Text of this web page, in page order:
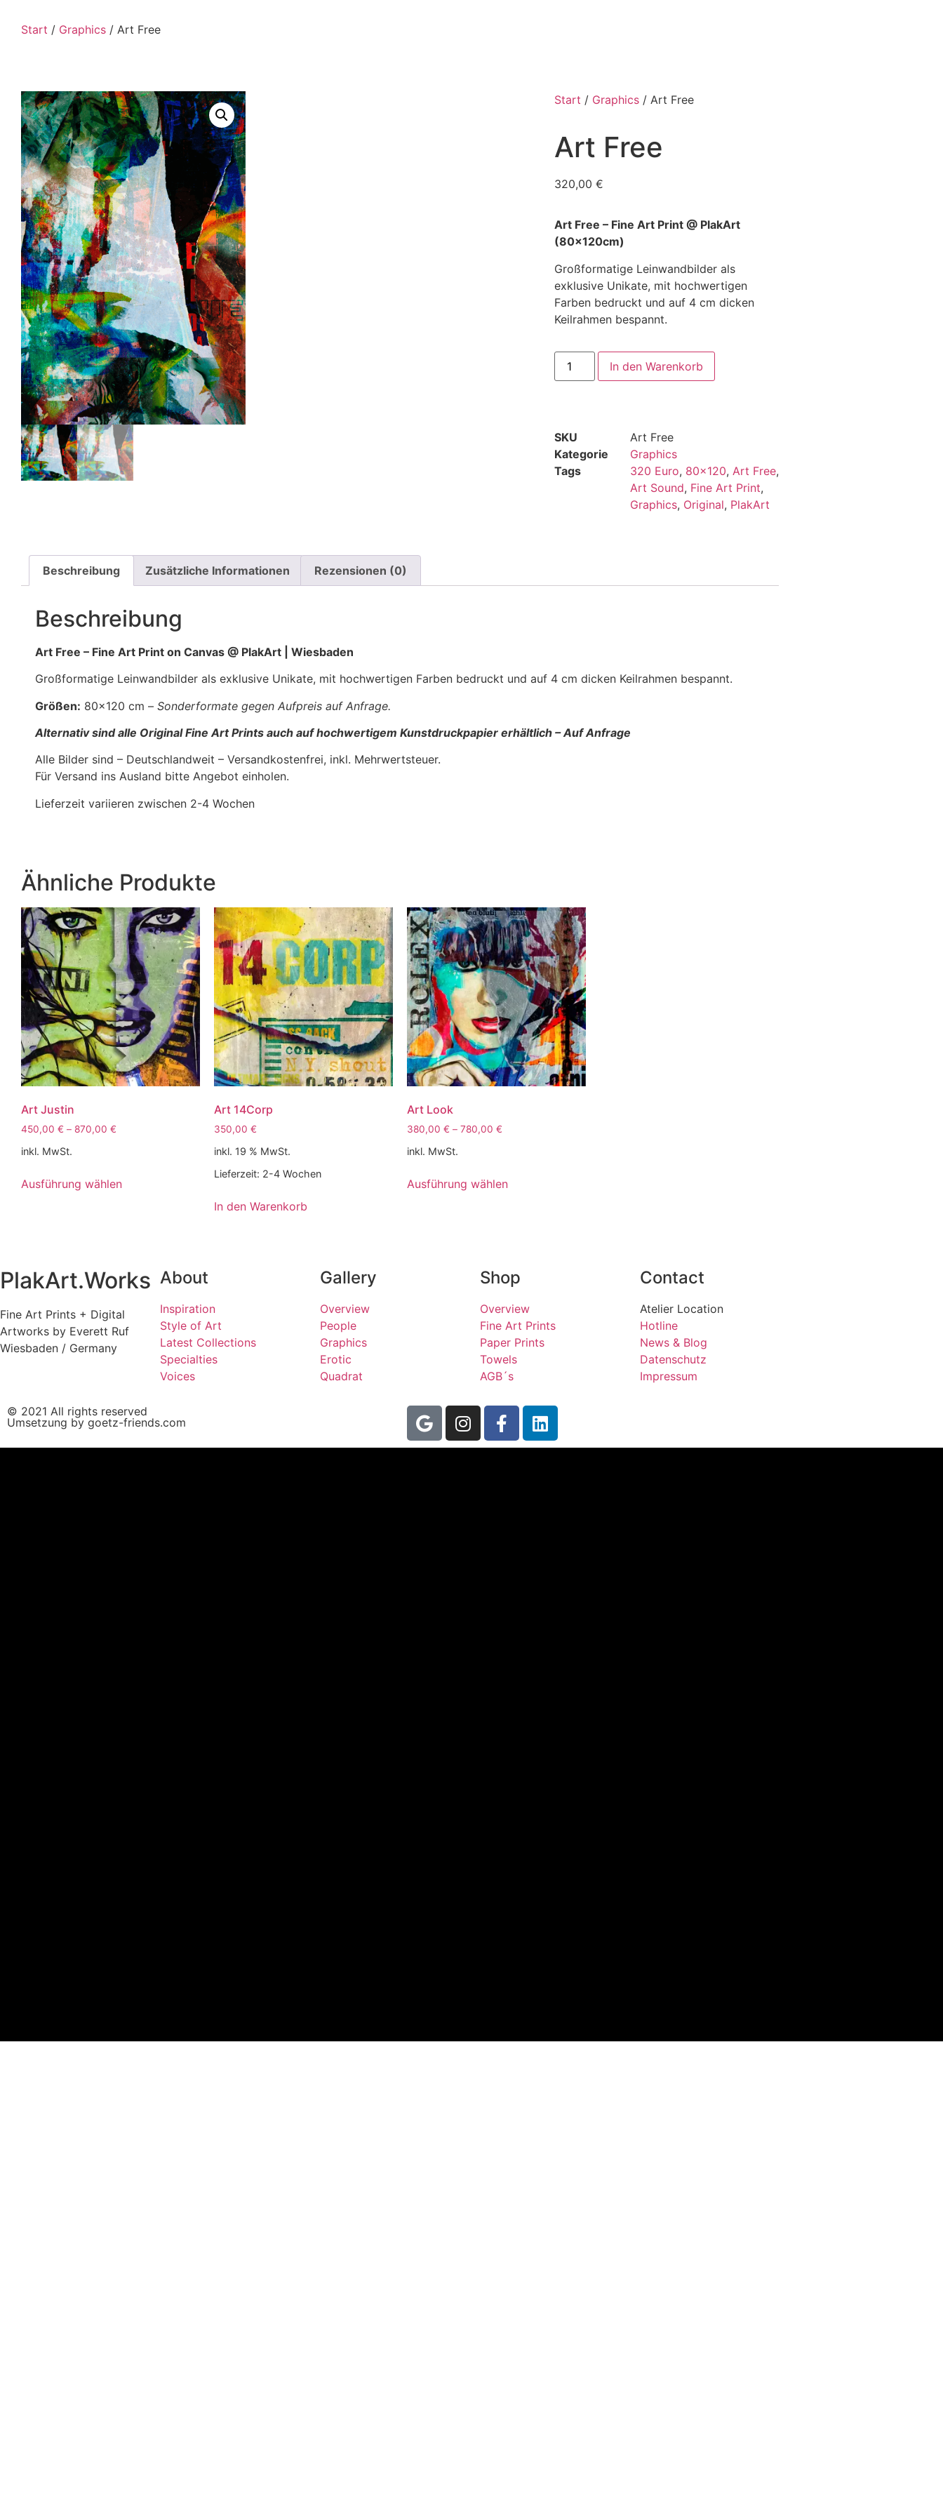
Start / Graphics / Art Free
Start / Graphics/ Art Free
Art Free
320,00 €
Art Free – Fine Art Print @ PlakArt
(80x120cm)
Großformatige Leinwandbilder als
exklusive Unikate, mit hochwertigen
Farben bedruckt und auf 4 cm dicken
Keilrahmen bespannt.
In den Warenkorb
SKU
Art Free
Kategorie
Graphics
Tags
320 Euro, 80x120, Art Free,
Art Sound, Fine Art Print,
Graphics, Original, PlakArt
Beschreibung Zusätzliche Informationen Rezensionen (0)
Beschreibung
Art Free – Fine Art Print on Canvas @ PlakArt | Wiesbaden
Großformatige Leinwandbilder als exklusive Unikate, mit hochwertigen Farben bedruckt und auf 4 cm dicken Keilrahmen bespannt.
Größen: 80×120 cm – Sonderformate gegen Aufpreis auf Anfrage.
Alternativ sind alle Original Fine Art Prints auch auf hochwertigem Kunstdruckpapier erhältlich – Auf Anfrage
Alle Bilder sind – Deutschlandweit – Versandkostenfrei, inkl. Mehrwertsteuer.
Für Versand ins Ausland bitte Angebot einholen.
Lieferzeit variieren zwischen 2-4 Wochen
Ähnliche Produkte
Art Justin
450,00 € – 870,00 €
inkl. MwSt.
Ausführung wählen
Art 14Corp
350,00 €
inkl. 19 % MwSt.
Lieferzeit: 2-4 Wochen
In den Warenkorb
Art Look
380,00 € – 780,00 €
inkl. MwSt.
Ausführung wählen
PlakArt.Works
Fine Art Prints + Digital
Artworks by Everett Ruf
Wiesbaden / Germany
About
Inspiration
Style of Art
Latest Collections
Specialties
Voices
Gallery
Overview
People
Graphics
Erotic
Quadrat
Shop
Overview
Fine Art Prints
Paper Prints
Towels
AGB´s
Contact
Atelier Location
Hotline
News & Blog
Datenschutz
Impressum
© 2021 All rights reserved
Umsetzung by goetz-friends.com